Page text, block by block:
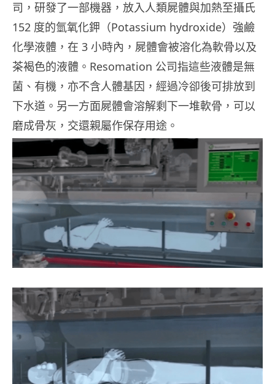
司，研發了一部機器，放入人類屍體與加熱至攝氏
152 度的氫氧化鉀（Potassium hydroxide）強鹼
化學液體，在 3 小時內，屍體會被溶化為軟骨以及
茶褐色的液體。Resomation 公司指這些液體是無
菌、有機，亦不含人體基因，經過冷卻後可排放到
下水道。另一方面屍體會溶解剩下一堆軟骨，可以
磨成骨灰，交還親屬作保存用途。